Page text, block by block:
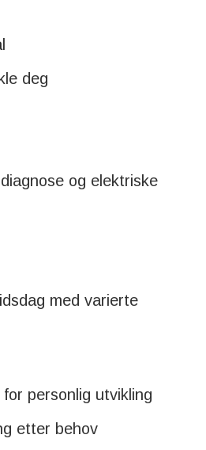
deg
og elektriske
med varierte
personlig utvikling
etter behov